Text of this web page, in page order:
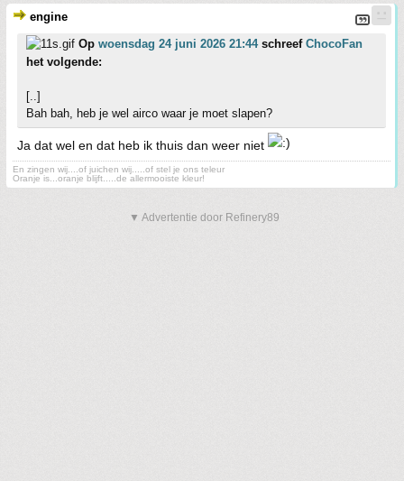
engine
Op woensdag 24 juni 2026 21:44schreef ChocoFan
het volgende:
[..]
Bah bah, heb je wel airco waar je moet slapen?
Ja dat wel en dat heb ik thuis dan weer niet
En zingen wij....of juichen wij.....of stel je ons teleur
Oranje is...oranje blijft.....de allermooiste kleur!
▼ Advertentie door Refinery89